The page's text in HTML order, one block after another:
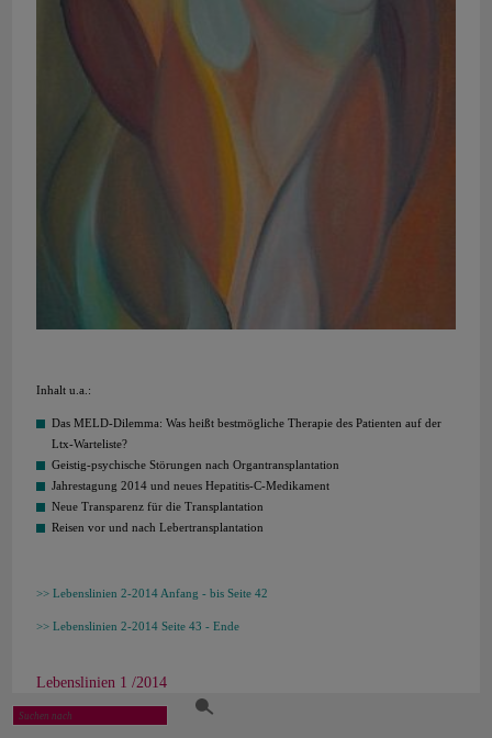
Inhalt u.a.:
Das MELD-Dilemma: Was heißt bestmögliche Therapie des Patienten auf der
Ltx-Warteliste?
Geistig-psychische Störungen nach Organtransplantation
Jahrestagung 2014 und neues Hepatitis-C-Medikament
Neue Transparenz für die Transplantation
Reisen vor und nach Lebertransplantation
Lebenslinien 2-2014 Anfang - bis Seite 42
Lebenslinien 2-2014 Seite 43 - Ende
Lebenslinien 1 /2014